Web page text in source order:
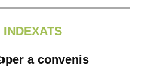
a convenis